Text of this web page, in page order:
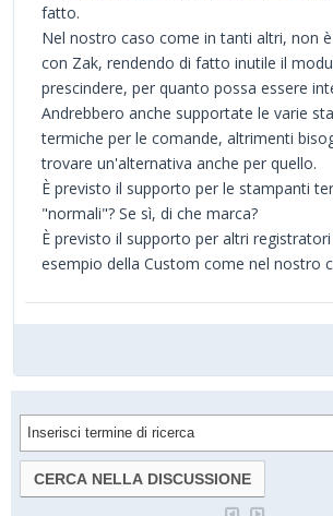
fatto.
Nel nostro caso come in tanti altri, non
con Zak, rendendo di fatto inutile il
prescindere, per quanto possa essere
Andrebbero anche supportate le varie
termiche per le comande, altrimenti
trovare un'alternativa anche per quello.
È previsto il supporto per le stampanti
"normali"? Se sì, di che marca?
È previsto il supporto per altri
esempio della Custom come nel nostro